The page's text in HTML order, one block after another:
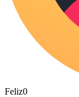
Feliz0